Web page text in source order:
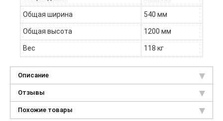
Общая ширина 540 мм
Общая высота 1200 мм
Вес 118 кг
Описание
Отзывы
Похожие товары